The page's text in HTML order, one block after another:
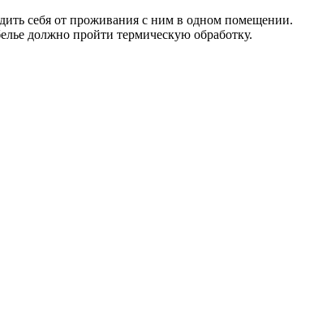
себя от проживания с ним в одном помещении.
должно пройти термическую обработку.